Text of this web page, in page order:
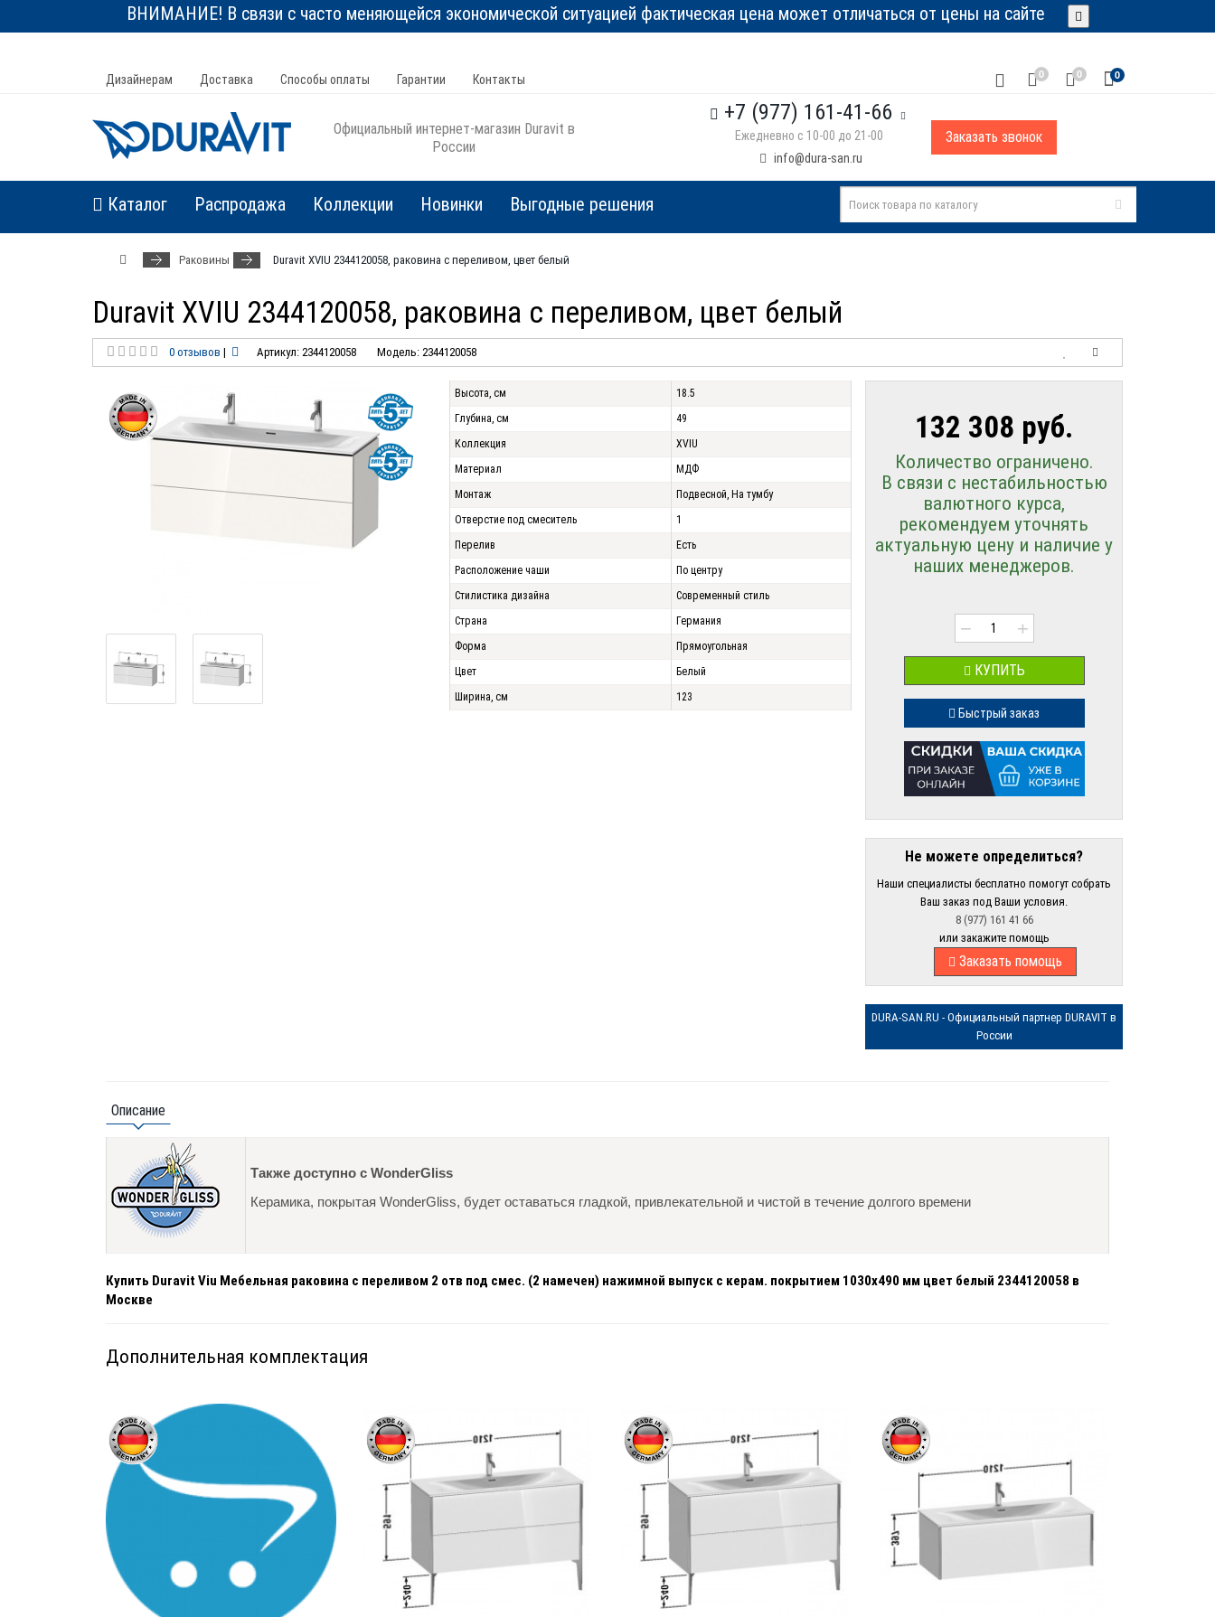
ВНИМАНИЕ! В связи с часто меняющейся экономической ситуацией фактическая цена может отличаться от цены на сайте
Дизайнерам Доставка Способы оплаты Гарантии Контакты 0 0 0
Официальный интернет-магазин Duravit в
России
+7 (977) 161-41-66
Ежедневно с 10-00 до 21-00
info@dura-san.ru
Заказать звонок
Каталог Распродажа Коллекции Новинки Выгодные решения
Раковины Duravit XVIU 2344120058, раковина с переливом, цвет белый
Duravit XVIU 2344120058, раковина с переливом, цвет белый
0 отзывов | Артикул: 2344120058 Модель: 2344120058
Высота, см
18.5
Глубина, см
49
Коллекция
XVIU
Материал
МДФ
Монтаж
Подвесной, На тумбу
Отверстие под смеситель
1
Перелив
Есть
Расположение чаши
По центру
Стилистика дизайна
Современный стиль
Страна
Германия
Форма
Прямоугольная
Цвет
Белый
Ширина, см
123
132 308 руб.
Количество ограничено.
В связи с нестабильностью
валютного курса,
рекомендуем уточнять
актуальную цену и наличие у
наших менеджеров.
− +
КУПИТЬ
Быстрый заказ
Не можете определиться?
Наши специалисты бесплатно помогут собрать
Ваш заказ под Ваши условия.
8 (977) 161 41 66
или закажите помощь
Заказать помощь
DURA-SAN.RU - Официальный партнер DURAVIT в
России
Описание
Также доступно с WonderGliss
Керамика, покрытая WonderGliss, будет оставаться гладкой, привлекательной и чистой в течение долгого времени
Купить Duravit Viu Мебельная раковина с переливом 2 отв под смес. (2 намечен) нажимной выпуск с керам. покрытием 1030х490 мм цвет белый 2344120058 в
Москве
Дополнительная комплектация